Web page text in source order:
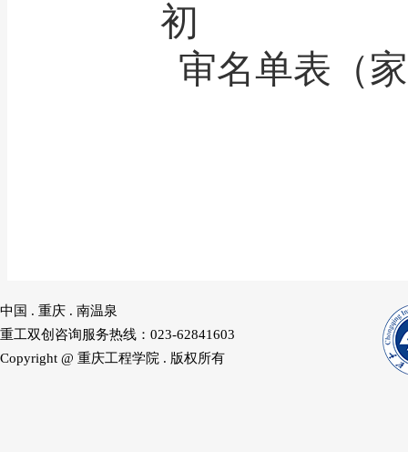
初
审名单表（
中国 . 重庆 . 南温泉
重工双创咨询服务热线：023-62841603
Copyright @ 重庆工程学院 . 版权所有